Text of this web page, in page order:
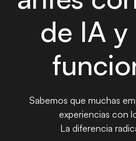
de IA
Sabemos que muchas
experiencias con
La diferencia